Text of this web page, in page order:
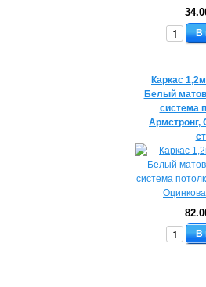
В
Каркас
Белый
система
Армстронг,
В